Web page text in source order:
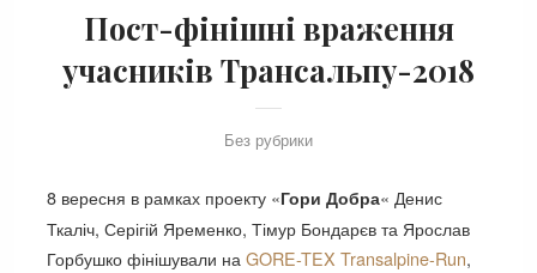
Пост-фінішні враження
учасників Трансальпу-2018
Без рубрики
8 вересня в рамках проекту «Гори Добра« Денис
Ткаліч, Серігій Яременко, Тімур Бондарєв та Ярослав
Горбушко фінішували на GORE-TEX Transalpine-Run,